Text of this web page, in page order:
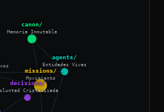
canon/
Memoria Inmutable
agents/
Entidades Vivas
missions/
Movimiento
decisions/
Cristalizada